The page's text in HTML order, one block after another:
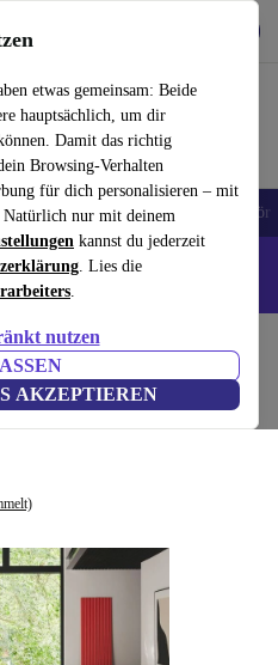
etwas gemeinsam: Beide
hauptsächlich, um dir
Damit das richtig
Browsing-Verhalten
für dich personalisieren – mit
nur mit deinem
kannst du jederzeit
. Lies die
.
nutzen
AKZEPTIEREN
Tablets Smartwatches Zubehör
Smartphones - Code:
Links Agnes